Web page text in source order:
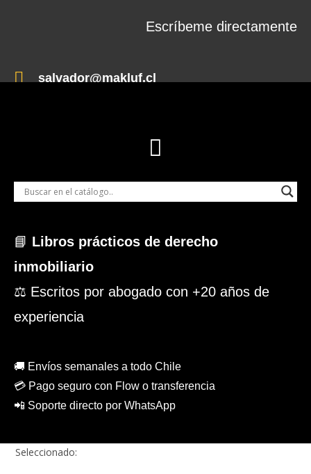
Escríbeme directamente
salvador@makluf.cl
📘 Libros prácticos de derecho
inmobiliario
⚖️ Escritos por abogado con +20 años de
experiencia
🚚 Envíos semanales a todo Chile
💳 Pago seguro con Flow o transferencia
📲 Soporte directo por WhatsApp
Seleccionado: